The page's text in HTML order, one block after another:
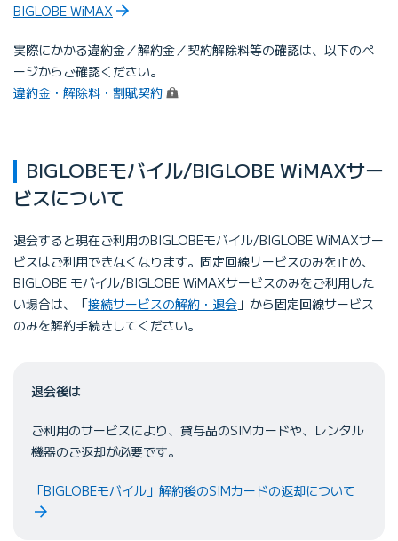
BIGLOBE WiMAX
実際にかかる違約金／解約金／契約解除料等の確認は、以下のペ
ージからご確認ください。
違約金・解除料・割賦契約（ログイン）
BIGLOBEモバイル/BIGLOBE WiMAXサー
ビスについて
退会すると現在ご利用のBIGLOBEモバイル/BIGLOBE WiMAXサー
ビスはご利用できなくなります。固定回線サービスのみを止め、
BIGLOBE モバイル/BIGLOBE WiMAXサービスのみをご利用した
い場合は、「接続サービスの解約・退会 」から固定回線サービス
のみを解約手続きしてください。
退会後は
ご利用のサービスにより、貸与品のSIMカードや、レンタル
機器のご返却が必要です。
「BIGLOBEモバイル」解約後のSIMカードの返却について